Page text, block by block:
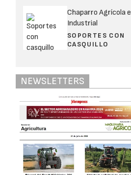
Chaparro Agrícola e
Industrial
SOPORTES CON
CASQUILLO
NEWSLETTERS